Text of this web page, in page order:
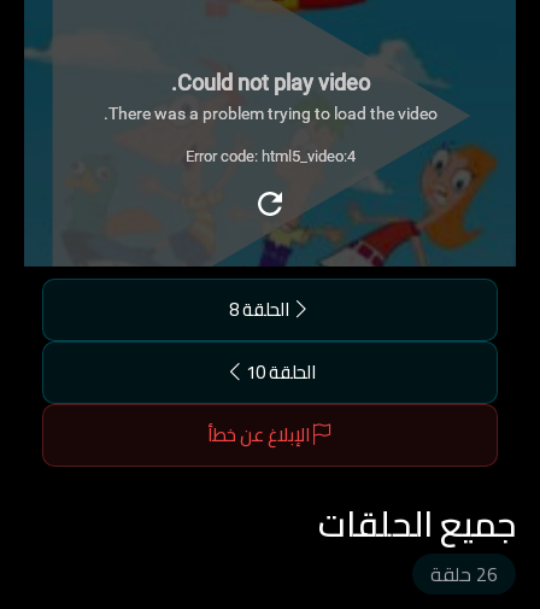
Could not play video.
There was a problem trying to load the video.
Error code: html5_video:4
الحلقة 8
الحلقة 10
الإبلاغ عن خطأ
جميع الحلقات
26 حلقة